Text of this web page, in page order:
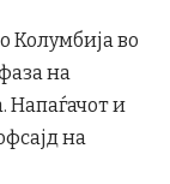
Колумбија во
на
Напаѓачот и
на